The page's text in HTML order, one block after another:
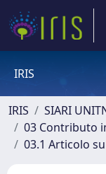
IRIS
IRIS
SIARI
03 Contributo
03.1 Articolo